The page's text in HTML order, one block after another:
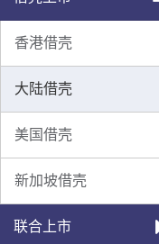
香港借壳
大陆借壳
美国借壳
新加坡借壳
联合上市